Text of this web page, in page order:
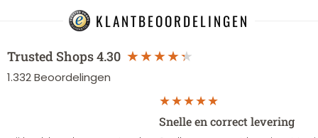
KLANTBEOORDELINGEN
Trusted Shops4.30
1.332Beoordelingen
Snelle en correct levering